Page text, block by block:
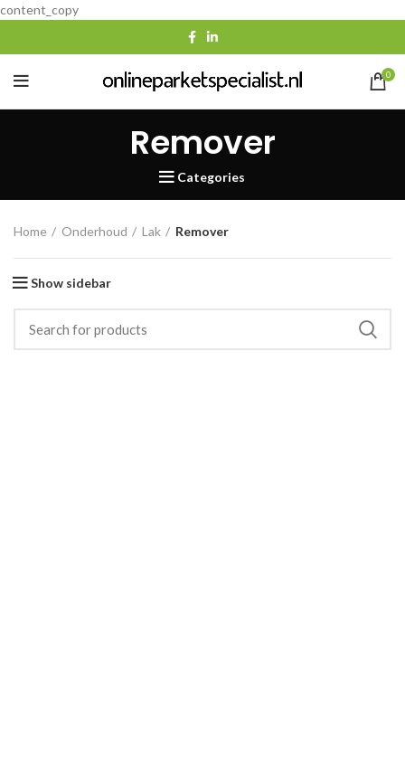
content_copy
0
Remover
Categories
Home Onderhoud Lak Remover
Show sidebar